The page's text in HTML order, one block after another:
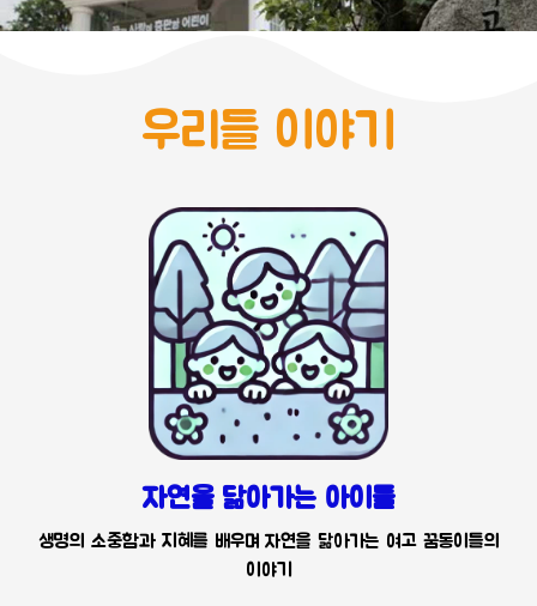
우리들 이야기
자연을 닮아가는 아이들
생명의 소중함과 지혜를 배우며 자연을 닮아가는 여고 꿈동이들의
이야기